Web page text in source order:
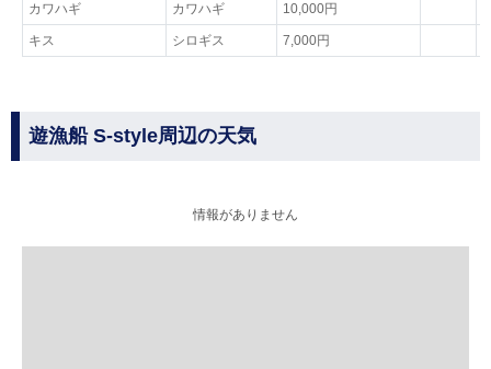
カワハギ カワハギ 10,000円
キス シロギス 7,000円
遊漁船 S-style周辺の天気
情報がありません